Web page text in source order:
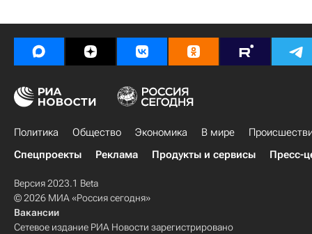
Политика Общество Экономика В мире
Спецпроекты
Реклама Продукты и сервисы Пресс-
Версия 2023.1 Beta
© 2026 МИА «Россия сегодня»
Вакансии
Сетевое издание РИА Новости зарегистрировано